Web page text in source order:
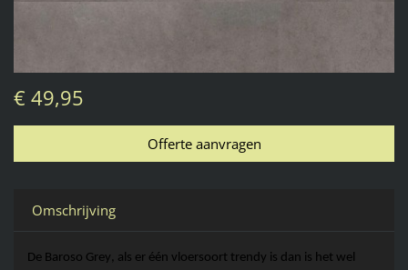
€ 49,95
Omschrijving
De Baroso Grey, als er één vloersoort trendy is dan is het wel